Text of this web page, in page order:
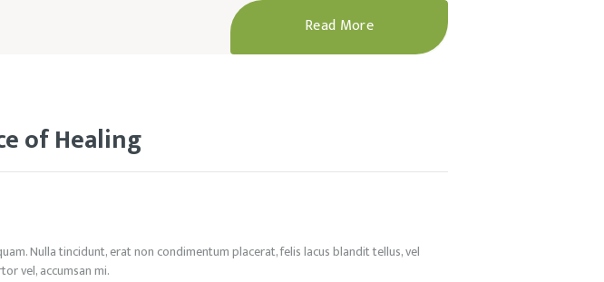
Read More
of Healing
Nulla tincidunt, erat non condimentum placerat, felis lacus blandit tellus, vel
vel, accumsan mi.